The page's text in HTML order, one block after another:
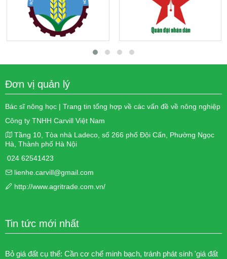
Đơn vị quản lý
Bác sĩ nông học | Trang tin tổng hợp về các vấn đề về nông nghiệp
Công ty TNHH Carvill Việt Nam
Tầng 10, Tòa nhà Ladeco, số 266 phố Đội Cấn, Phường Ngọc
Hà, Thành phố Hà Nội
024 62541423
lienhe.carvill@gmail.com
http://www.agritrade.com.vn/
Tin tức mới nhất
Bỏ giá đất cụ thể: Cần cơ chế minh bạch, tránh phát sinh 'giá đất